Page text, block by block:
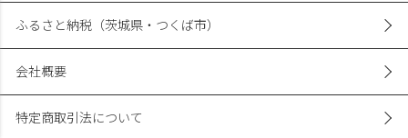
ふるさと納税（茨城県・つくば市）
会社概要
特定商取引法について